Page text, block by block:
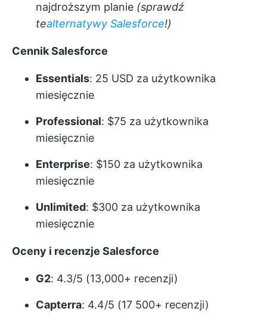
najdroższym planie (sprawdź
tealternatywy Salesforce!)
Cennik Salesforce
Essentials: 25 USD za użytkownika
miesięcznie
Professional: $75 za użytkownika
miesięcznie
Enterprise: $150 za użytkownika
miesięcznie
Unlimited: $300 za użytkownika
miesięcznie
Oceny i recenzje Salesforce
G2: 4.3/5 (13,000+ recenzji)
Capterra: 4.4/5 (17 500+ recenzji)